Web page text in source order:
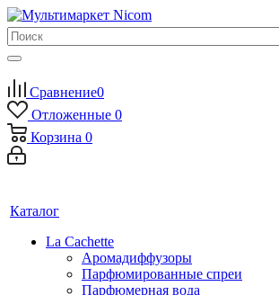
Сравнение0
Отложенные 0
Корзина 0
Каталог
La Cachette
Аромадиффузоры
Парфюмированные спреи
Парфюмерная вода